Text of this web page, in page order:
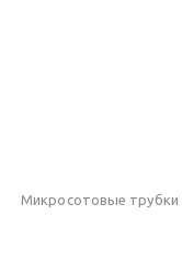
Микросотовые трубки